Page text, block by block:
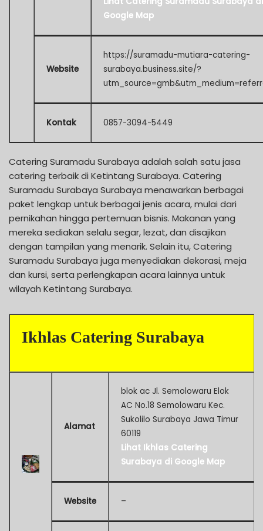
Google Map
Website
https://suramadu-mutiara-catering-
surabaya.business.site/?
Kontak 0857-3094-5449
Catering Suramadu Surabaya adalah salah satu jasa
catering terbaik di Ketintang Surabaya. Catering
Suramadu Surabaya Surabaya menawarkan berbagai
paket lengkap untuk berbagai jenis acara, mulai dari
pernikahan hingga pertemuan bisnis. Makanan yang
mereka sediakan selalu segar, lezat, dan disajikan
dengan tampilan yang menarik. Selain itu, Catering
Suramadu Surabaya juga menyediakan dekorasi, meja
dan kursi, serta perlengkapan acara lainnya untuk
wilayah Ketintang Surabaya.
Ikhlas Catering Surabaya
Alamat
blok ac Jl. Semolowaru Elok
AC No.18 Semolowaru Kec.
Sukolilo Surabaya Jawa Timur
60119
Lihat Ikhlas Catering
Surabaya di Google Map
Website –